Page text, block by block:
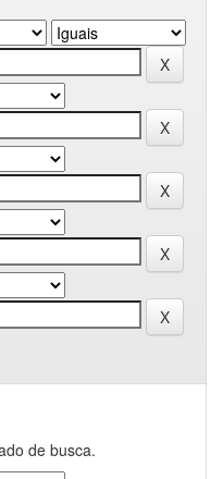
de busca.